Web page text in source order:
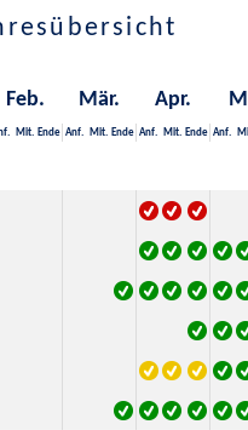
Feb. Mär. Apr.
Mit. Ende Anf. Mit. Ende Anf. Mit. Ende Anf.